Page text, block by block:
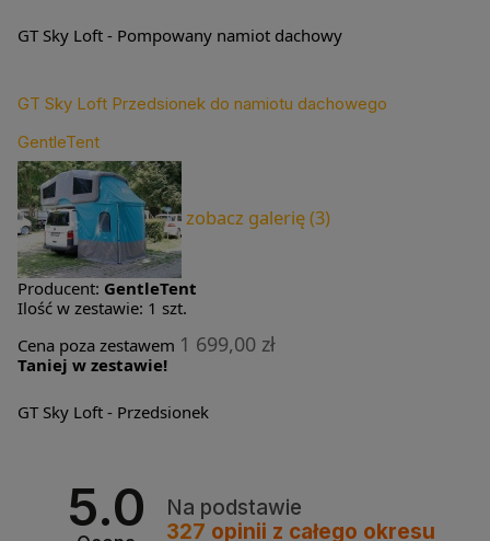
GT Sky Loft - Pompowany namiot dachowy
GT Sky Loft Przedsionek do namiotu dachowego
GentleTent
zobacz galerię (3)
Producent: GentleTent
Ilość w zestawie: 1 szt.
Cena poza zestawem 1 699,00 zł
Taniej w zestawie!
GT Sky Loft - Przedsionek
5.0
Na podstawie
327 opinii z całego okresu